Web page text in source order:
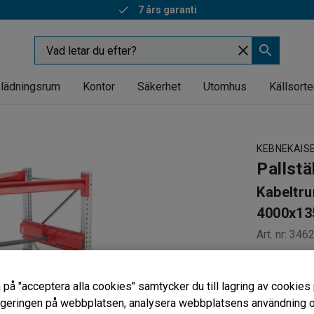
7 års garanti
Kontor Säkerhet Utomhus
KEBNEKAISE
Pallställ
Art. nr:
Gedigen
För
på "acceptera alla cookies" samtycker du till lagring av
på webbplatsen, analysera webbplatsens användning